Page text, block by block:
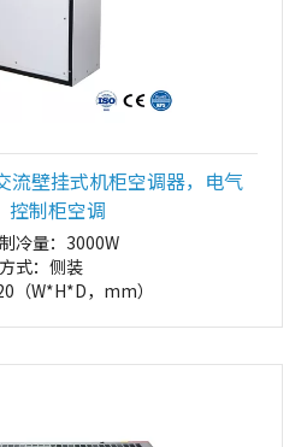
流壁挂式机柜空调器，电气
控制柜空调
冷量：3000W
式：侧装
（W*H*D，mm）